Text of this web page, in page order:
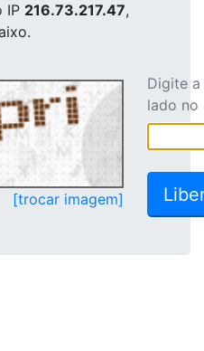
IP 216.73.217.47,
[trocar imagem]
Digite
lado no